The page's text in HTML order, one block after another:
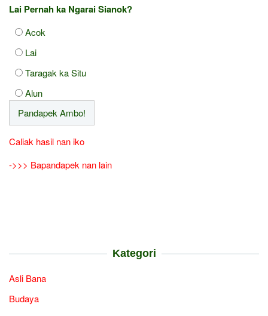
Lai Pernah ka Ngarai Sianok?
Acok
Lai
Taragak ka Situ
Alun
Caliak hasil nan iko
->>> Bapandapek nan lain
Kategori
Asli Bana
Budaya